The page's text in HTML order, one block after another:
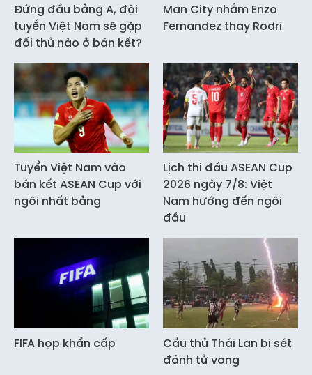
Đứng đầu bảng A, đội
tuyển Việt Nam sẽ gặp
đối thủ nào ở bán kết?
Man City nhắm Enzo
Fernandez thay Rodri
Tuyển Việt Nam vào
bán kết ASEAN Cup với
ngôi nhất bảng
Lịch thi đấu ASEAN Cup
2026 ngày 7/8: Việt
Nam hướng đến ngôi
đầu
FIFA họp khẩn cấp
Cầu thủ Thái Lan bị sét
đánh tử vong